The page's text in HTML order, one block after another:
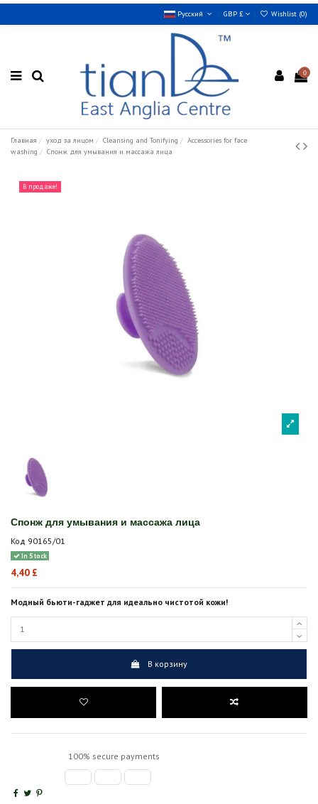
Русский GBP £ Wishlist (0)
0
Главная уход за лицом Cleansing and Tonifying
Accessories for face
washing
Спонж для умывания и массажа лица
В продаже!
Спонж для умывания и массажа лица
Код 90165/01
In Stock
4,40 £
Модный бьюти-гаджет для идеально чистотой кожи!
В корзину
100% secure payments